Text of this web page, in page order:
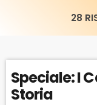
28
Speciale: I
Storia